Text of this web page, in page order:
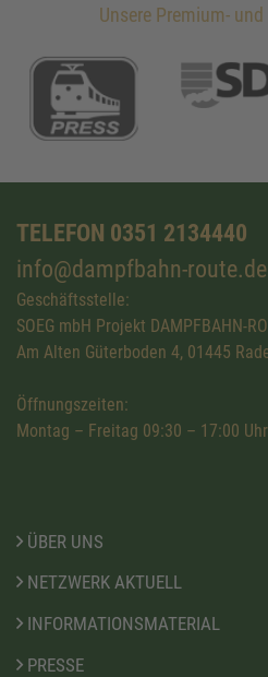
Unsere Premium-
TELEFON 0351 2134440
info@dampfbahn-route.de
Geschäftsstelle:
SOEG mbH Projekt DAMPFBAHN-
Am Alten Güterboden 4, 01445
Öffnungszeiten:
Montag – Freitag 09:30 – 17:00 Uhr
ÜBER UNS
NETZWERK AKTUELL
INFORMATIONSMATERIAL
PRESSE